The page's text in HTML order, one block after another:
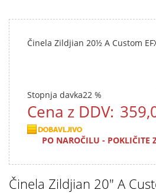
Činela Zildjian 20½ A Custom
Stopnja davka22 %
Cena z DDV:
PO NAROČILU - POKLIČITE
Činela Zildjian 20" A